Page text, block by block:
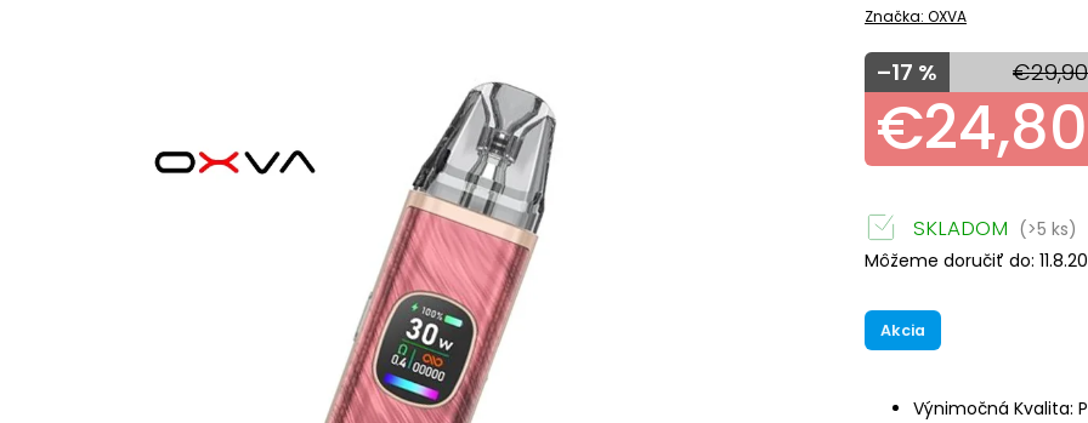
Značka:OXVA
€29,90
–17 %
€24,80
Akcia
Výnimočná Kvalita:
SKLADOM (>5 ks)
Môžeme doručiť do: